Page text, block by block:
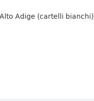
Adige (cartelli bianchi)